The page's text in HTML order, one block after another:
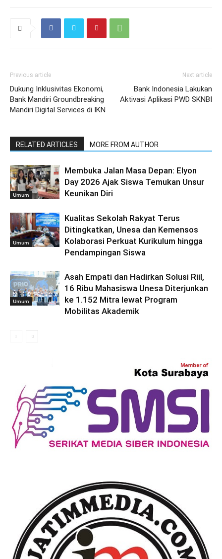
Previous article
Dukung Inklusivitas Ekonomi,
Bank Mandiri Groundbreaking
Mandiri Digital Services di IKN
Next article
Bank Indonesia Lakukan
Aktivasi Aplikasi PWD SKNBI
RELATED ARTICLES MORE FROM AUTHOR
Umum
Membuka Jalan Masa Depan: Elyon
Day 2026 Ajak Siswa Temukan Unsur
Keunikan Diri
Umum
Kualitas Sekolah Rakyat Terus
Ditingkatkan, Unesa dan Kemensos
Kolaborasi Perkuat Kurikulum hingga
Pendampingan Siswa
Umum
Asah Empati dan Hadirkan Solusi Riil,
16 Ribu Mahasiswa Unesa Diterjunkan
ke 1.152 Mitra lewat Program
Mobilitas Akademik